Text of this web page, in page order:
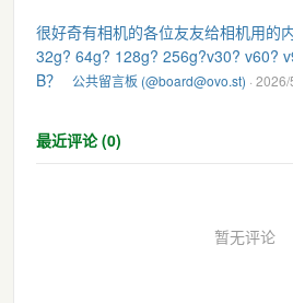
很好奇有相机的各位友友给相机用的
32g? 64g? 128g? 256g?v30? v60?
B？
公共留言板 (@board@ovo.st) ·
最近评论 (0)
暂无评论